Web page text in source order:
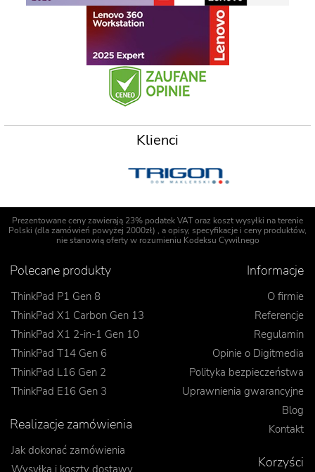
Klienci
Prezentowane ceny zawierają 23% podatek VAT oraz koszt wysyłki na terenie
Polski (dla zamówień powyżej 2000zł) , a opisy, specyfikacje i ceny produktów,
nie stanowią oferty w rozumieniu Kodeksu Cywilnego
Polecane produkty
ThinkPad P1 Gen 8
ThinkPad X1 Carbon Gen 13
ThinkPad X1 2-in-1 Gen 10
ThinkPad T14 Gen 6
ThinkPad L16 Gen 2
ThinkPad E16 Gen 3
Informacje
O firmie
Referencje
Regulamin
Opinie o Digitmedia
Polityka bezpieczeństwa
Uprawnienia gwarancyjne
Blog
Kontakt
Realizacje zamówienia
Jak dokonać zamówienia
Wysyłka i koszty dostawy
Korzyści